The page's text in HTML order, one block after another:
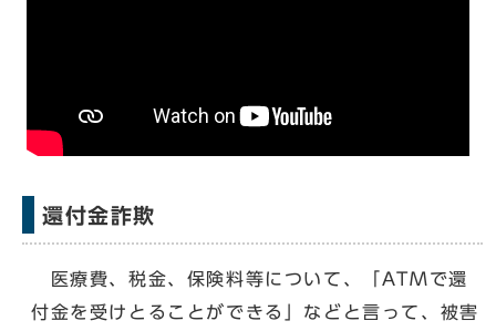
還付金詐欺
医療費、税金、保険料等について、「ATMで還
付金を受けとることができる」などと言って、被害